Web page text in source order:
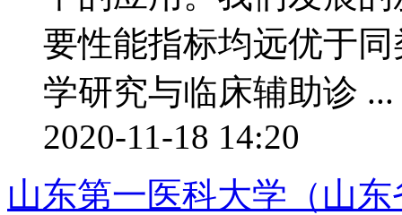
要性能指标均远优于
学研究与临床辅助诊 ...
2020-11-18 14:20
山东第一医科大学（山